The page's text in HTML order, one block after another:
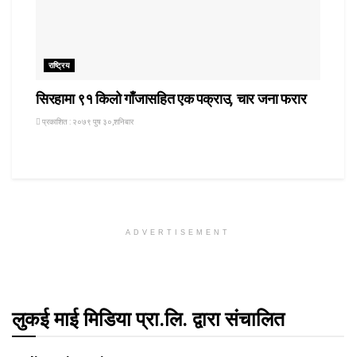
राष्ट्रिय
सिरहामा ९१ किलो गाँजासहित एक पक्राउ, चार जना फरार
प्रकाशित : २०७९ पुष ३०,शनिबार
ADVERTISEMENT
लुकई माई मिडिया प्रा.लि. द्वारा संचालित